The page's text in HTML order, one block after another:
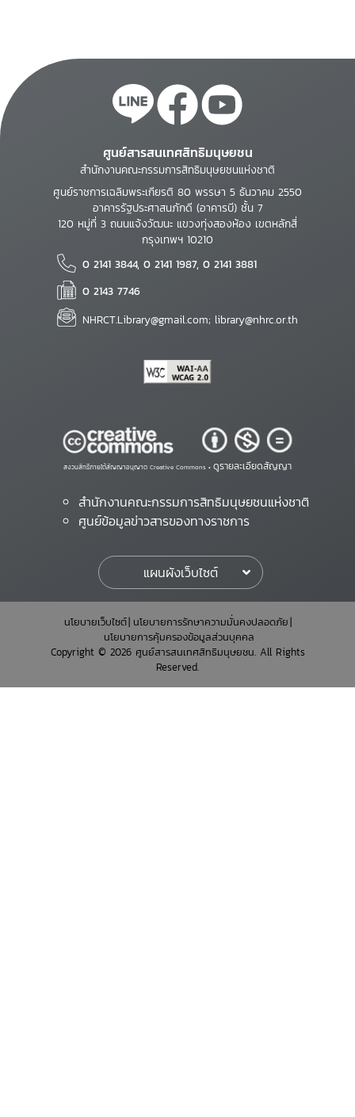
ศูนย์สารสนเทศสิทธิมนุษยชน
สำนักงานคณะกรรมการสิทธิมนุษยชนแห่งชาติ
ศูนย์ราชการเฉลิมพระเกียรติ 80 พรรษา 5 ธันวาคม 2550
อาคารรัฐประศาสนภักดี (อาคารบี) ชั้น 7
120 หมู่ที่ 3 ถนนแจ้งวัฒนะ แขวงทุ่งสองห้อง เขตหลักสี่
กรุงเทพฯ 10210
0 2141 3844, 0 2141 1987, 0 2141 3881
0 2143 7746
NHRCT.Library@gmail.com; library@nhrc.or.th
สงวนสิทธิ์ภายใต้สัญญาอนุญาต Creative Commons • ดูรายละเอียดสัญญา
สำนักงานคณะกรรมการสิทธิมนุษยชนแห่งชาติ
ศูนย์ข้อมูลข่าวสารของทางราชการ
แผนผังเว็บไซต์
นโยบายเว็บไซต์ นโยบายการรักษาความมั่นคงปลอดภัย
นโยบายการคุ้มครองข้อมูลส่วนบุคคล
Copyright © 2026 ศูนย์สารสนเทศสิทธิมนุษยชน. All Rights
Reserved.